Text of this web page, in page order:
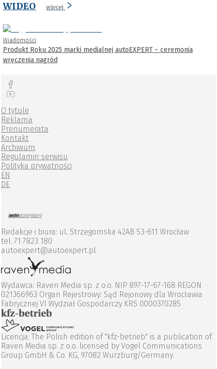
WIDEO więcej
Wiadomości
Produkt Roku 2025 marki medialnej autoEXPERT – ceremonia
wręczenia nagród
O tytule
Reklama
Prenumerata
Kontakt
Archiwum
Regulamin serwisu
Polityka prywatności
EN
DE
Redakcje i biura: ul. Strzegomska 42AB 53-611 Wrocław
tel. 71 7823 180
autoexpert@autoexpert.pl
Wydawca: Raven Media sp. z o.o. NIP 897-17-67-168 REGON
021366963 Organ Rejestrowy: Sąd Rejonowy dla Wrocławia
Fabrycznej VI Wydział Gospodarczy KRS 0000370285
Licencja: The Polish edition of "kfz-betrieb" is a publication of
Raven Media sp. z o.o. licensed by Vogel Communications
Group GmbH & Co. KG, 97082 Wurzburg/Germany.